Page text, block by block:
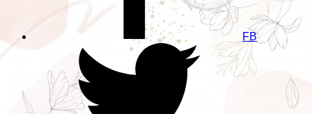
FB